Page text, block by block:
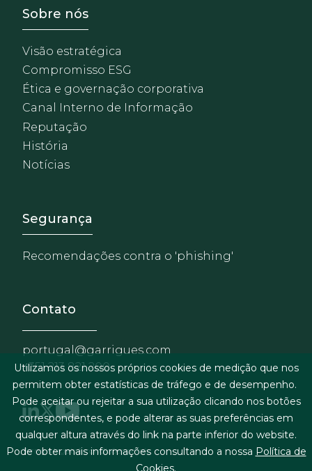
Footer - Sobre Nosotros
Sobre nós
Visão estratégica
Compromisso ESG
Ética e governação corporativa
Canal Interno de Informação
Reputação
História
Notícias
Footer - Extranet y
Segurança
Recomendações contra o 'phishing'
Contato
portugal@garrigues.com
+351 213 821 200
Menu de rodapé
Termos legais & condições gerais
Utilizamos os nossos próprios cookies de medição que nos
permitem obter estatísticas de tráfego e de desempenho.
Pode aceitar ou rejeitar a sua utilização clicando nos botões
correspondentes, e pode alterar as suas preferências em
qualquer altura através do link na parte inferior do website.
Pode obter mais informações consultando a nossa Política de
Cookies.